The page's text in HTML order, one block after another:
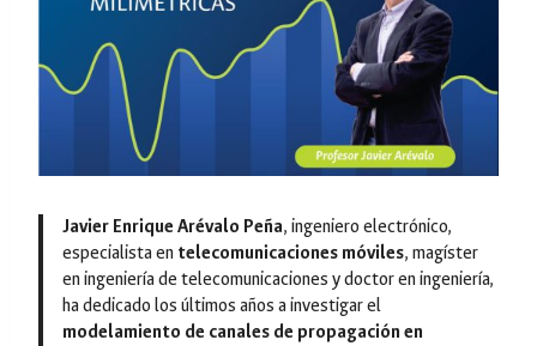
Javier Enrique Arévalo Peña, ingeniero electrónico,
especialista en telecomunicaciones móviles, magíster
en ingeniería de telecomunicaciones y doctor en ingeniería,
ha dedicado los últimos años a investigar el
modelamiento de canales de propagación en